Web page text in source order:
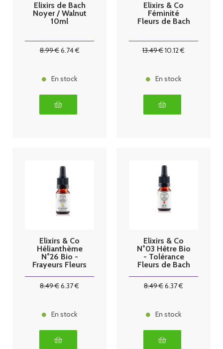
Elixirs de Bach
Noyer / Walnut
10ml
8.99€6.74€
En stock
Elixirs & Co
Féminité
Fleurs de Bach
13.49€10.12 €
En stock
Elixirs & Co
Hélianthème
N°26 Bio -
Frayeurs Fleurs
8.49€6.37€
En stock
Elixirs & Co
N°03 Hêtre Bio
- Tolérance
Fleurs de Bach
8.49€6.37€
En stock